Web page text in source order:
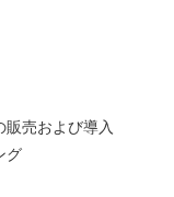
販売および導入
グ